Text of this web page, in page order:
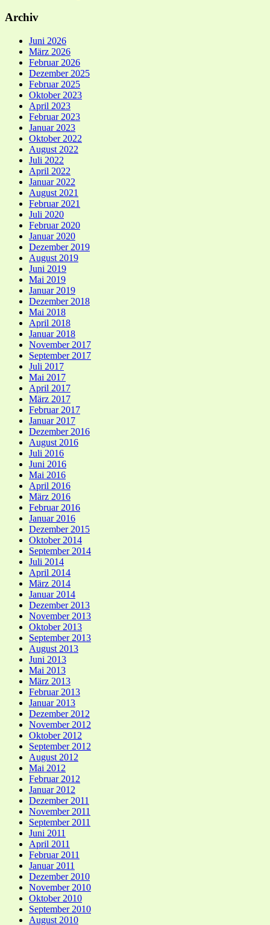
Archiv
Juni 2026
März 2026
Februar 2026
Dezember 2025
Februar 2025
Oktober 2023
April 2023
Februar 2023
Januar 2023
Oktober 2022
August 2022
Juli 2022
April 2022
Januar 2022
August 2021
Februar 2021
Juli 2020
Februar 2020
Januar 2020
Dezember 2019
August 2019
Juni 2019
Mai 2019
Januar 2019
Dezember 2018
Mai 2018
April 2018
Januar 2018
November 2017
September 2017
Juli 2017
Mai 2017
April 2017
März 2017
Februar 2017
Januar 2017
Dezember 2016
August 2016
Juli 2016
Juni 2016
Mai 2016
April 2016
März 2016
Februar 2016
Januar 2016
Dezember 2015
Oktober 2014
September 2014
Juli 2014
April 2014
März 2014
Januar 2014
Dezember 2013
November 2013
Oktober 2013
September 2013
August 2013
Juni 2013
Mai 2013
März 2013
Februar 2013
Januar 2013
Dezember 2012
November 2012
Oktober 2012
September 2012
August 2012
Mai 2012
Februar 2012
Januar 2012
Dezember 2011
November 2011
September 2011
Juni 2011
April 2011
Februar 2011
Januar 2011
Dezember 2010
November 2010
Oktober 2010
September 2010
August 2010